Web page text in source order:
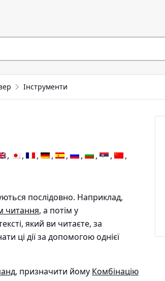
Інструменти
послідовно. Наприклад,
читання, а потім у
який ви читаєте, за
ці дії за допомогою однієї
, призначити йому Комбінацію